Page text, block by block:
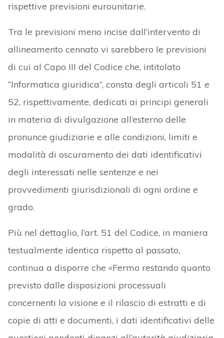
rispettive previsioni eurounitarie.
Tra le previsioni meno incise dall’intervento di
allineamento cennato vi sarebbero le previsioni
di cui al Capo III del Codice che, intitolato
“Informatica giuridica”, consta degli articoli 51 e
52, rispettivamente, dedicati ai principi generali
in materia di divulgazione all’esterno delle
pronunce giudiziarie e alle condizioni, limiti e
modalità di oscuramento dei dati identificativi
degli interessati nelle sentenze e nei
provvedimenti giurisdizionali di ogni ordine e
grado.
Più nel dettaglio, l’art. 51 del Codice, in maniera
testualmente identica rispetto al passato,
continua a disporre che «Fermo restando quanto
previsto dalle disposizioni processuali
concernenti la visione e il rilascio di estratti e di
copie di atti e documenti, i dati identificativi delle